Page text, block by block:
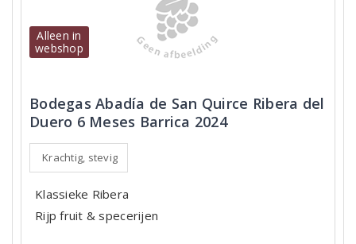
Alleen in
webshop
Bodegas Abadía de San Quirce Ribera del
Duero 6 Meses Barrica 2024
Krachtig, stevig
Klassieke Ribera
Rijp fruit & specerijen